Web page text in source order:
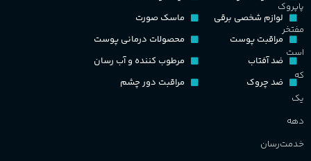
اکسترکت دو پرفیوم
گروه بویایی میوه ای
مناسب برای
پاپروک
مفتخر
است
که
یک
دهه
خدمت‌رسان
لوازم شخصی برقی
مراقبت پوست
ضد آفتاب
ضد چروک
ماسک صورت
محصولات درمانی پوست
مرطوب کننده و آب رسان
مراقبت دور چشم